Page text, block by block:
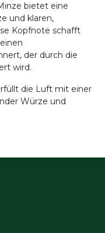
bietet eine
und klaren,
Kopfnote schafft
der durch die
wird.
die Luft mit einer
Würze und